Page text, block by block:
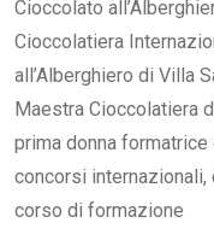
Cioccolato
Cioccolatiera
all’Alberghiero di Villa
Maestra Cioccolatiera
prima donna
concorsi
corso di formazione